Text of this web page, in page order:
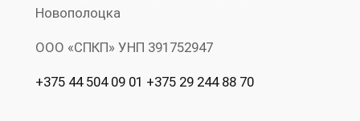
Новополоцка
ООО «СПКП» УНП ‎391752947
+375 44 504 09 01 +375 29 244 88 70